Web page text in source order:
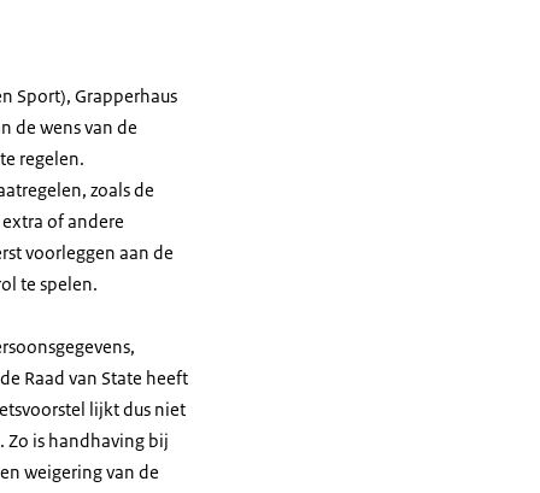
Sport), Grapperhaus
de wens van de
regelen.
zoals de
of andere
voorleggen aan de
te spelen.
Raad van State heeft
lijkt dus niet
Zo is handhaving bij
weigering van de